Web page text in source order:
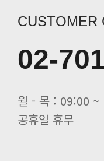
[
[
[
[
[
CUSTOMER
02-
공휴일 휴무